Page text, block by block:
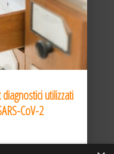
utilizzati
CoV-2